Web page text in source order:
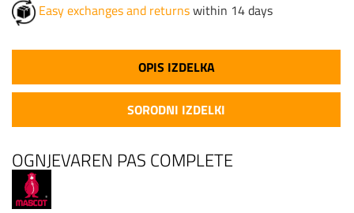
Easy exchanges and returnswithin 14 days
OPIS IZDELKA
SORODNI IZDELKI
OGNJEVAREN PAS COMPLETE